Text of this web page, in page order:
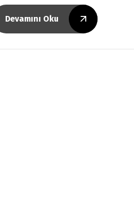
Devamını Oku